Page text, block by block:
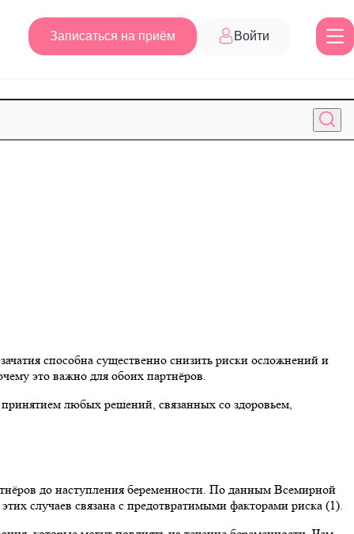
Записаться на приём Войти
способна существенно снизить риски осложнений и
это важно для обоих партнёров.
любых решений, связанных со здоровьем,
до наступления беременности. По данным Всемирной
случаев связана с предотвратимыми факторами риска (1).